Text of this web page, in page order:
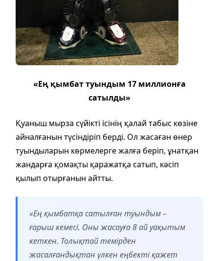
«Ең қымбат туындым 17 миллионға
сатылды»
Қуаныш мырза сүйікті ісінің қалай табыс көзіне
айналғанын түсіндіріп берді. Ол жасаған өнер
туындыларын көрмелерге жалға беріп, ұнатқан
жандарға қомақты қаражатқа сатып, кәсіп
қылып отырғанын айтты.
«Ең қымбатқа сатылған туындым –
ғарыш кемесі. Оны жасауға 8 ай уақытым
кеткен. Толықтай темірден
жасалғандықтан үлкен еңбекті қажет